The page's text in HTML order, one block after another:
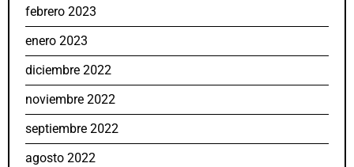
febrero 2023
enero 2023
diciembre 2022
noviembre 2022
septiembre 2022
agosto 2022